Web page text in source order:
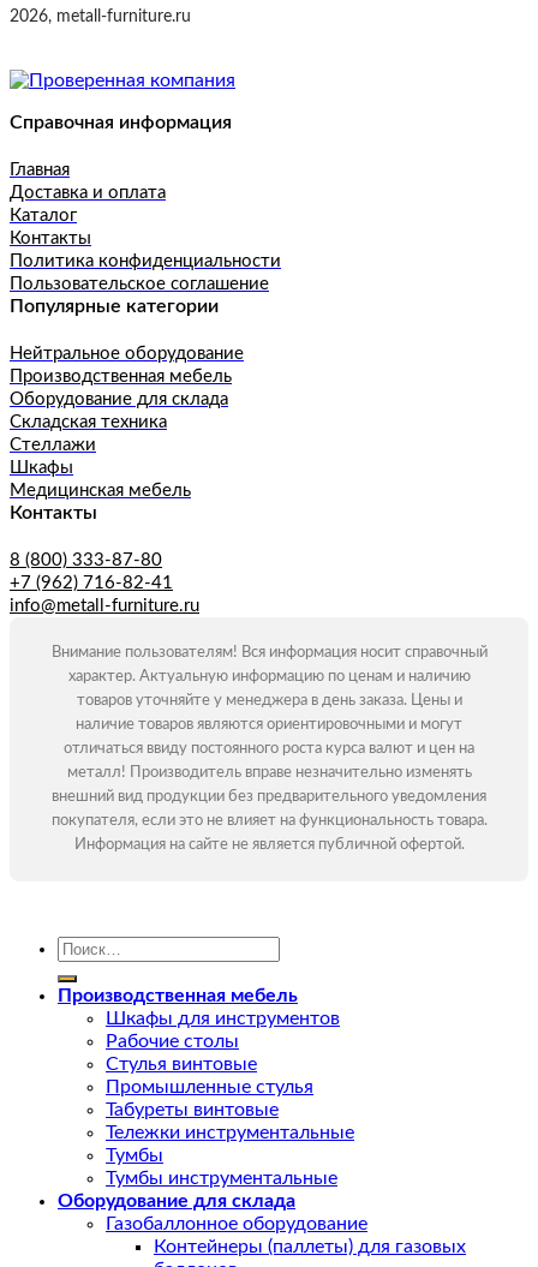
2026, metall-furniture.ru
Справочная информация
Главная
Доставка и оплата
Каталог
Контакты
Политика конфиденциальности
Пользовательское соглашение
Популярные категории
Нейтральное оборудование
Производственная мебель
Оборудование для склада
Складская техника
Стеллажи
Шкафы
Медицинская мебель
Контакты
8 (800) 333-87-80
+7 (962) 716-82-41
info@metall-furniture.ru
Внимание пользователям! Вся информация носит справочный
характер. Актуальную информацию по ценам и наличию
товаров уточняйте у менеджера в день заказа. Цены и
наличие товаров являются ориентировочными и могут
отличаться ввиду постоянного роста курса валют и цен на
металл! Производитель вправе незначительно изменять
внешний вид продукции без предварительного уведомления
покупателя, если это не влияет на функциональность товара.
Информация на сайте не является публичной офертой.
Искать:
Производственная мебель
Шкафы для инструментов
Рабочие столы
Стулья винтовые
Промышленные стулья
Табуреты винтовые
Тележки инструментальные
Тумбы
Тумбы инструментальные
Оборудование для склада
Газобаллонное оборудование
Контейнеры (паллеты) для газовых